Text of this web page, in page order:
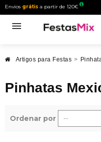
Envios grátis a partir de 120€
Artigos para Festas >
Pinhatas
Ordenar por